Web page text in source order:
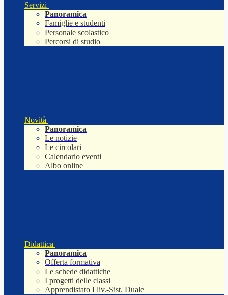
Servizi
Panoramica
Famiglie e studenti
Personale scolastico
Percorsi di studio
Novità
Panoramica
Le notizie
Le circolari
Calendario eventi
Albo online
Didattica
Panoramica
Offerta formativa
Le schede didattiche
I progetti delle classi
Apprendistato I liv.-Sist. Duale